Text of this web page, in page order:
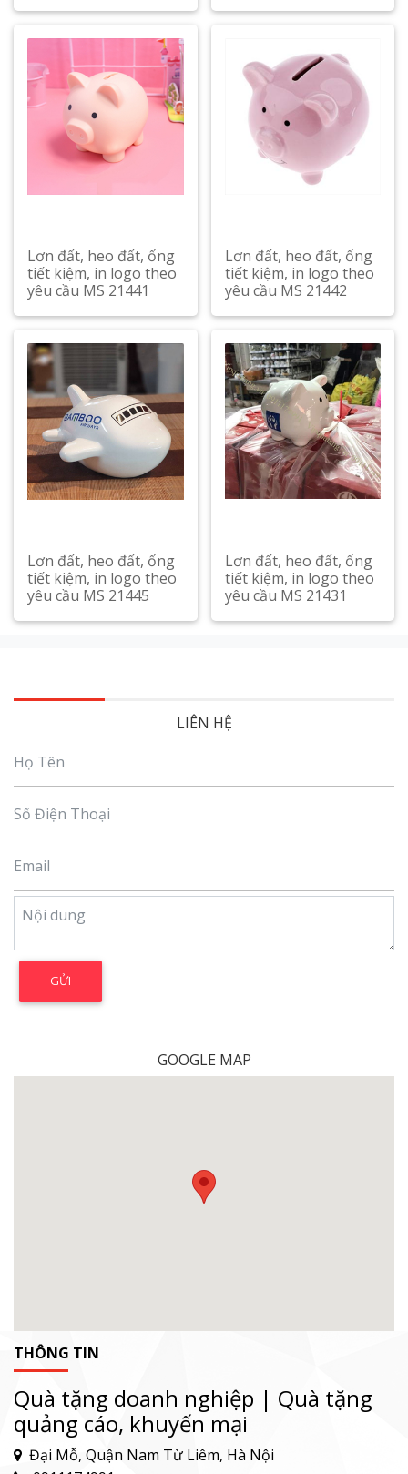
Xem chi tiết Xem chi tiết
Lơn đất, heo đất, ống
tiết kiệm, in logo theo
yêu cầu MS 21441
Xem chi tiết
Lơn đất, heo đất, ống
tiết kiệm, in logo theo
yêu cầu MS 21442
Xem chi tiết
Lơn đất, heo đất, ống
tiết kiệm, in logo theo
yêu cầu MS 21445
Xem chi tiết
Lơn đất, heo đất, ống
tiết kiệm, in logo theo
yêu cầu MS 21431
Xem chi tiết
LIÊN HỆ
GOOGLE MAP
THÔNG TIN
Quà tặng doanh nghiệp | Quà tặng
quảng cáo, khuyến mại
Đại Mỗ, Quận Nam Từ Liêm, Hà Nội